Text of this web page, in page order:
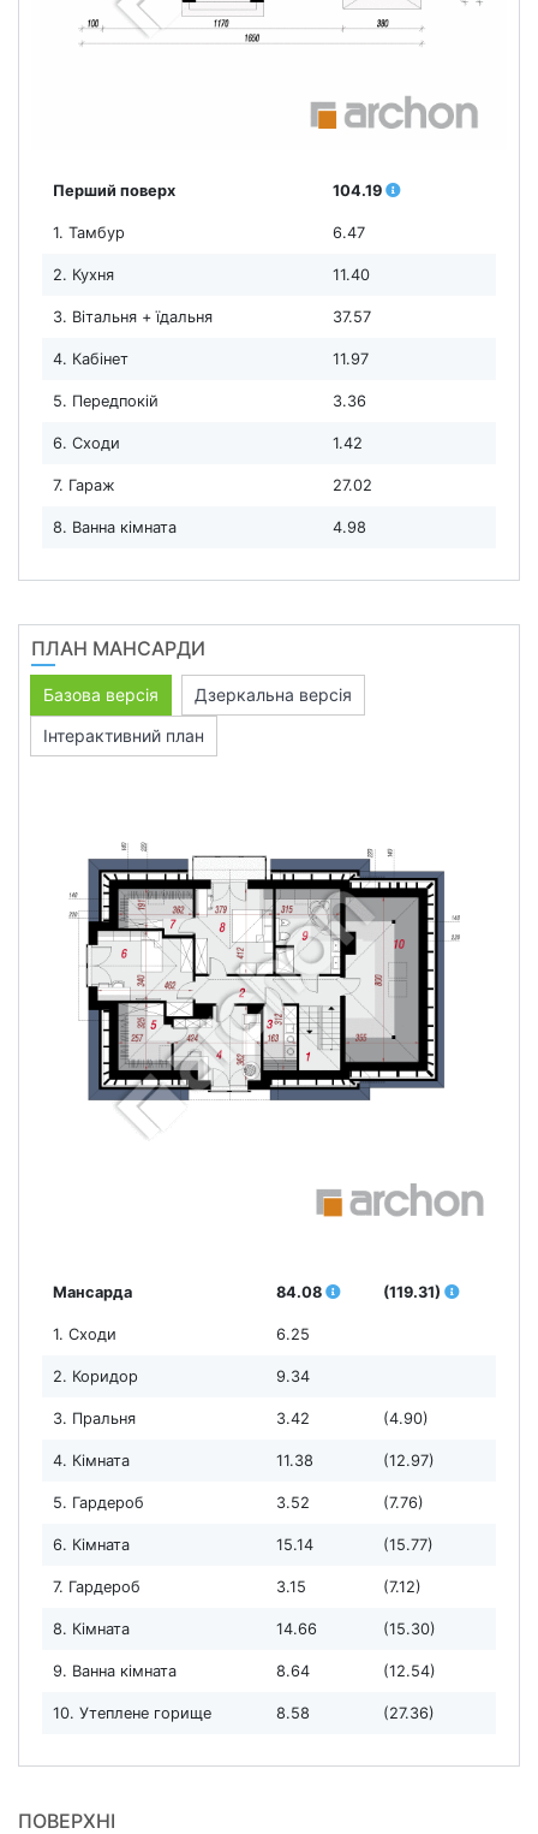
Перший поверх 104.19
1. Тамбур 6.47
2. Кухня 11.40
3. Вітальня + їдальня 37.57
4. Кабінет 11.97
5. Передпокій 3.36
6. Сходи 1.42
7. Гараж 27.02
8. Ванна кімната 4.98
ПЛАН МАНСАРДИ
Базова версія
Дзеркальна версія
Інтерактивний план
Мансарда 84.08 (119.31)
1. Сходи 6.25
2. Коридор 9.34
3. Пральня 3.42 (4.90)
4. Кімната 11.38 (12.97)
5. Гардероб 3.52 (7.76)
6. Кімната 15.14 (15.77)
7. Гардероб 3.15 (7.12)
8. Кімната 14.66 (15.30)
9. Ванна кімната 8.64 (12.54)
10. Утеплене горище 8.58 (27.36)
ПОВЕРХНІ